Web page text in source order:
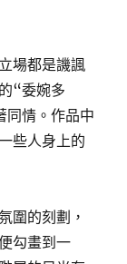
場都是譏諷
“委婉多
同情。作品中
些人身上的
圍的刻劃，
勾畫到一